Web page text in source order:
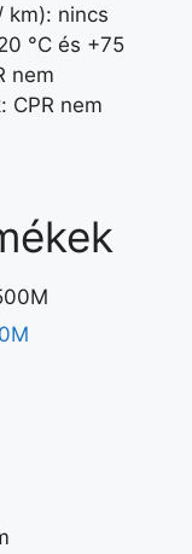
km): nincs
°C és +75
nem
CPR nem